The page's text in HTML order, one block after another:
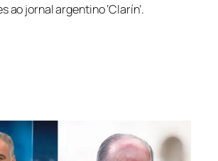
ao jornal argentino ‘Clarín’.